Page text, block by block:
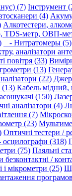
(7) Інструмент
(4)
Алкотестери,
TDS-метр, ОВП-
- Нитратомеры (5)
аналізатори
повітря (33)
(13)
(22)
(13) Кабель мідний,
(150)
аналізатори (4)
(7)
(23)
Оптичні тестери /
(318)
(75) Паяльні
безконтактні /
мікрометри (25)